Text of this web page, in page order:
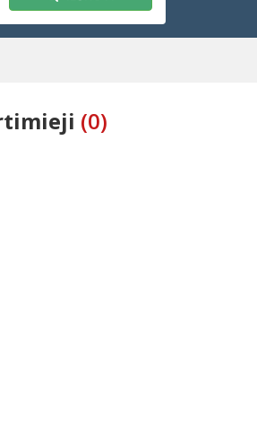
(0)